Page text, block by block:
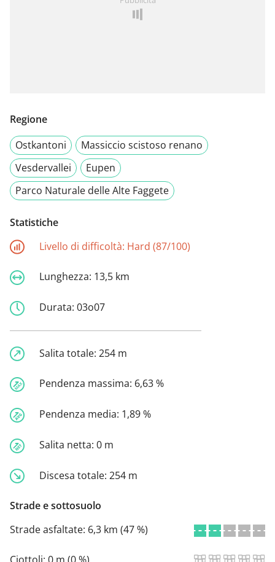
Regione
Ostkantoni
Massiccio scistoso renano
Vesdervallei
Eupen
Parco Naturale delle Alte Faggete
Statistiche
Livello di difficoltà: Hard (87/100)
Lunghezza: 13,5 km
Durata: 03o07
Salita totale: 254 m
Pendenza massima: 6,63 %
Pendenza media: 1,89 %
Salita netta: 0 m
Discesa totale: 254 m
Strade e sottosuolo
Strade asfaltate: 6,3 km (47 %)